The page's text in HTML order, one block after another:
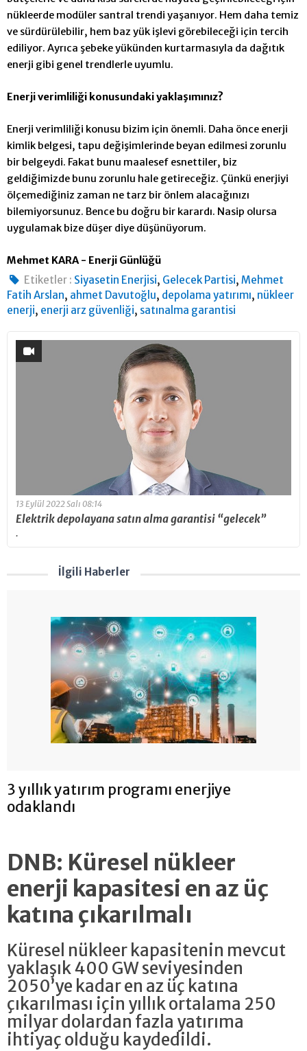
nükleerde modüler santral trendi yaşanıyor. Hem daha temiz
ve sürdürülebilir, hem baz yük işlevi görebileceği için tercih
ediliyor. Ayrıca şebeke yükünden kurtarmasıyla da dağıtık
enerji gibi genel trendlerle uyumlu.
Enerji verimliliği konusundaki yaklaşımınız?
Enerji verimliliği konusu bizim için önemli. Daha önce enerji
kimlik belgesi, tapu değişimlerinde beyan edilmesi zorunlu
bir belgeydi. Fakat bunu maalesef esnettiler, biz
geldiğimizde bunu zorunlu hale getireceğiz. Çünkü enerjiyi
ölçemediğiniz zaman ne tarz bir önlem alacağınızı
bilemiyorsunuz. Bence bu doğru bir karardı. Nasip olursa
uygulamak bize düşer diye düşünüyorum.
Mehmet KARA - Enerji Günlüğü
Etiketler : Siyasetin Enerjisi, Gelecek Partisi,Mehmet
Fatih Arslan, ahmet Davutoğlu, depolama yatırımı, nükleer
enerji, enerji arz güvenliği, satınalma garantisi
13 Eylül 2022 Salı 08:14
Elektrik depolayana satın alma garantisi “gelecek”
.
İlgili Haberler
3 yıllık yatırım programı enerjiye
odaklandı
DNB: Küresel nükleer
enerji kapasitesi en az üç
katına çıkarılmalı
Küresel nükleer kapasitenin mevcut
yaklaşık 400 GW seviyesinden
2050’ye kadar en az üç katına
çıkarılması için yıllık ortalama 250
milyar dolardan fazla yatırıma
ihtiyaç olduğu kaydedildi.